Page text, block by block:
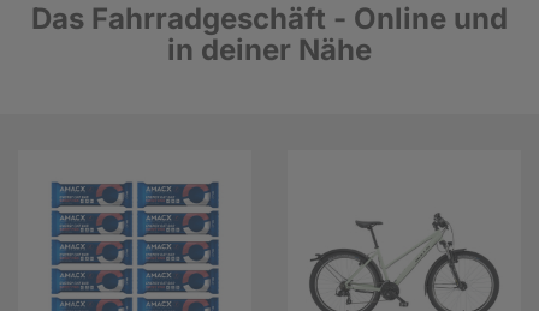
Das Fahrradgeschäft - Online und
in deiner Nähe